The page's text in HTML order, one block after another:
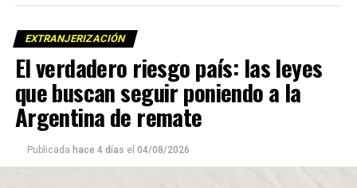
Caggiano, Gabriela Elias, Micaela Medero Larrosa,
Maia Sol Ilutovich y Thomás Artopoulos
Observatorio de Tierras
www.observatoriodetierras.ar
Mientras el oficialismo busca aprobar en el Senado, el
de Inviolabilidad de la Propiedad Privada” que elimina -
EXTRANJERIZACIÓN
El verdadero riesgo país: las leyes
que buscan seguir poniendo a la
Argentina de remate
Publicada hace 4 días el 04/08/2026